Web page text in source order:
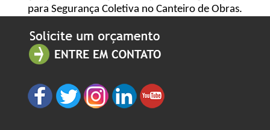
para Segurança Coletiva no Canteiro de Obras.